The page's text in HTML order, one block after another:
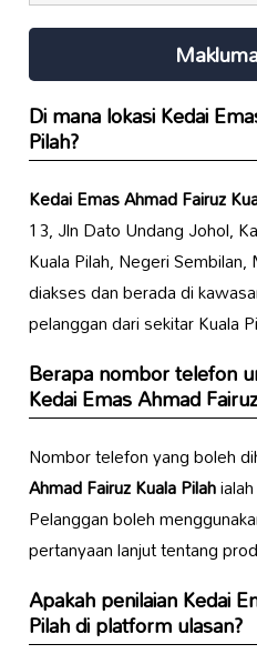
Di mana lokasiKedai
Pilah?
Kedai Emas Ahmad Fairuz
13, Jln Dato Undang Johol,
Kuala Pilah, Negeri
diakses dan berada di
pelanggan dari sekitar Kuala
Berapa nombor telefon
Kedai Emas Ahmad
Nombor telefon yang boleh
Ahmad Fairuz Kuala Pilah
Pelanggan boleh
pertanyaan lanjut tentang
Apakah penilaianKedai
Pilahdi platform ulasan?